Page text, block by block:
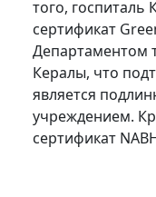
того,
сертификат
Департаментом
Кералы, что
является
учреждением.
сертификат